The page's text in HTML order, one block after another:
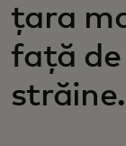
țara
față
străine.